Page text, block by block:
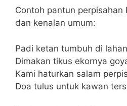
Contoh pantun
dan kenalan umum:
Padi ketan tumbuh di lahan
Dimakan tikus ekornya
Kami haturkan salam
Doa tulus untuk kawan